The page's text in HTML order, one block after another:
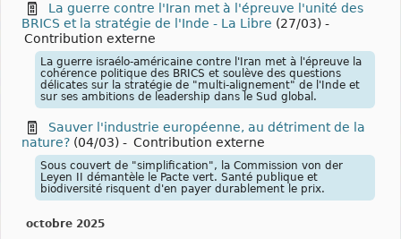
La guerre contre l'Iran met à l'épreuve l'unité des
BRICS et la stratégie de l'Inde - La Libre (27/03) -
Contribution externe
La guerre israélo-américaine contre l'Iran met à l'épreuve la
cohérence politique des BRICS et soulève des questions
délicates sur la stratégie de "multi-alignement" de l'Inde et
sur ses ambitions de leadership dans le Sud global.
Sauver l'industrie européenne, au détriment de la
nature? (04/03) - Contribution externe
Sous couvert de "simplification", la Commission von der
Leyen II démantèle le Pacte vert. Santé publique et
biodiversité risquent d'en payer durablement le prix.
octobre 2025